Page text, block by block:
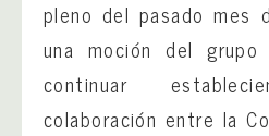
pleno del pasado mes
una moción del
continuar
colaboración entre la